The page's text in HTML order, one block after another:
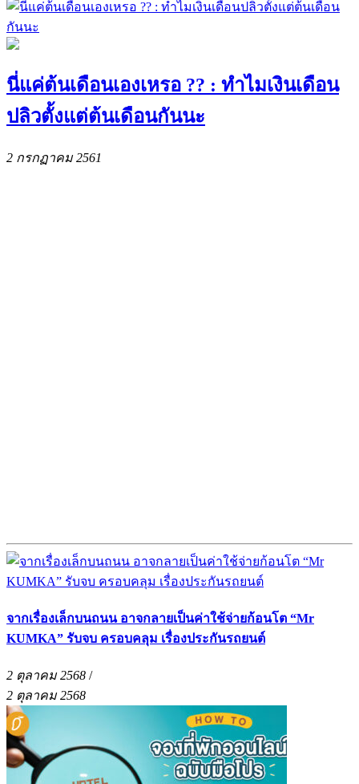
นี่แค่ต้นเดือนเองเหรอ ?? : ทำไมเงินเดือน
ปลิวตั้งแต่ต้นเดือนกันนะ
2 กรกฏาคม 2561
จากเรื่องเล็กบนถนน อาจกลายเป็นค่าใช้จ่ายก้อนโต “Mr
KUMKA” รับจบ ครอบคลุม เรื่องประกันรถยนต์
2 ตุลาคม 2568 /
2 ตุลาคม 2568